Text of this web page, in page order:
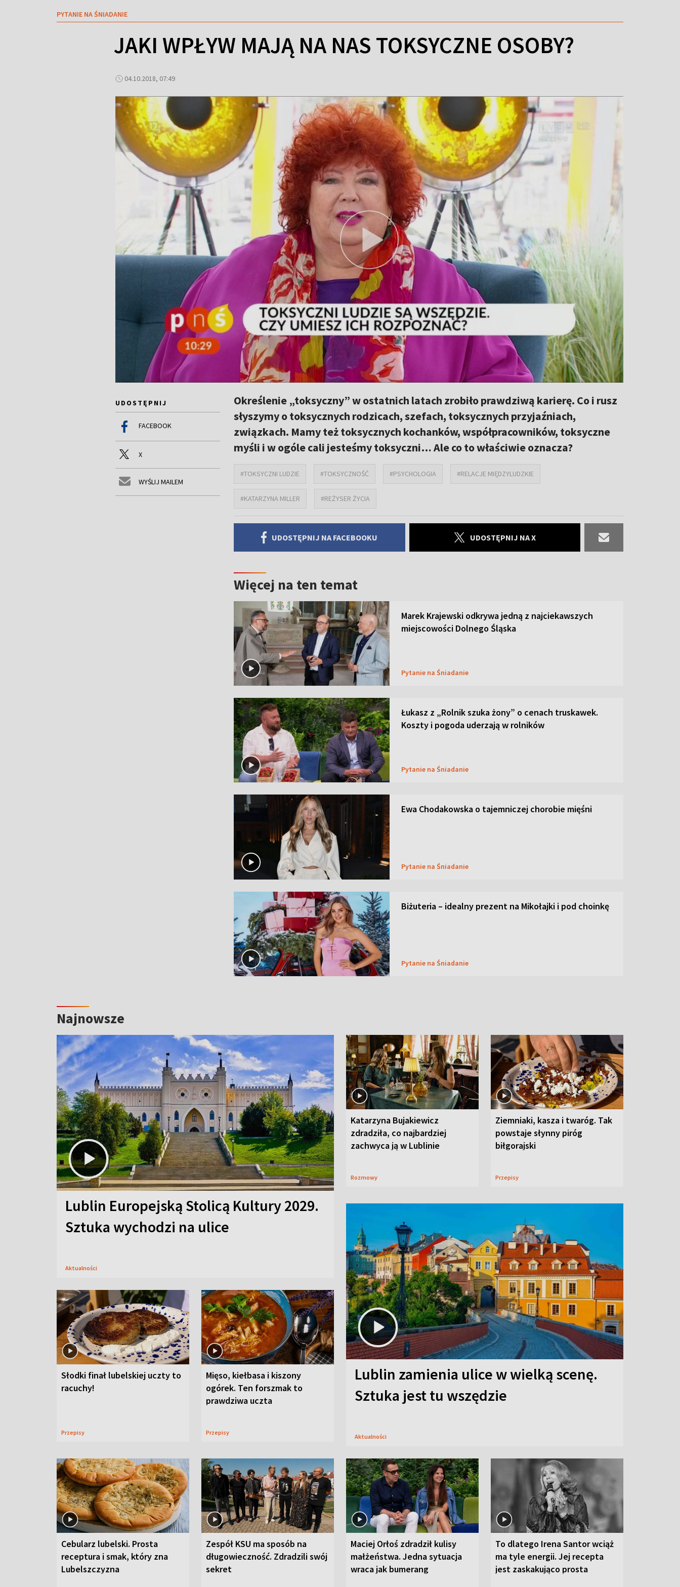
PYTANIE NA ŚNIADANIE
JAKI WPŁYW MAJĄ NA NAS TOKSYCZNE OSOBY?
04.10.2018, 07:49
UDOSTĘPNIJ
FACEBOOK
X
WYŚLIJ MAILEM
Określenie „toksyczny” w ostatnich latach zrobiło prawdziwą karierę. Co i rusz
słyszymy o toksycznych rodzicach, szefach, toksycznych przyjaźniach,
związkach. Mamy też toksycznych kochanków, współpracowników, toksyczne
myśli i w ogóle cali jesteśmy toksyczni… Ale co to właściwie oznacza?
#TOKSYCZNI LUDZIE #TOKSYCZNOŚĆ #PSYCHOLOGIA #RELACJE MIĘDZYLUDZKIE
#KATARZYNA MILLER #REŻYSER ŻYCIA
UDOSTĘPNIJ NA FACEBOOKU UDOSTĘPNIJ NA X
Więcej na ten temat
Marek Krajewski odkrywa jedną z najciekawszych
miejscowości Dolnego Śląska
Pytanie na Śniadanie
Łukasz z „Rolnik szuka żony” o cenach truskawek.
Koszty i pogoda uderzają w rolników
Pytanie na Śniadanie
Ewa Chodakowska o tajemniczej chorobie mięśni
Pytanie na Śniadanie
Biżuteria – idealny prezent na Mikołajki i pod choinkę
Pytanie na Śniadanie
Najnowsze
Lublin Europejską Stolicą Kultury 2029.
Sztuka wychodzi na ulice
Aktualności
Katarzyna Bujakiewicz
zdradziła, co najbardziej
zachwyca ją w Lublinie
Rozmowy
Ziemniaki, kasza i twaróg. Tak
powstaje słynny piróg
biłgorajski
Przepisy
Słodki finał lubelskiej uczty to
racuchy!
Przepisy
Mięso, kiełbasa i kiszony
ogórek. Ten forszmak to
prawdziwa uczta
Przepisy
Lublin zamienia ulice w wielką scenę.
Sztuka jest tu wszędzie
Aktualności
Cebularz lubelski. Prosta
receptura i smak, który zna
Lubelszczyzna
Zespół KSU ma sposób na
długowieczność. Zdradzili swój
sekret
Maciej Orłoś zdradził kulisy
małżeństwa. Jedna sytuacja
wraca jak bumerang
To dlatego Irena Santor wciąż
ma tyle energii. Jej recepta
jest zaskakująco prosta